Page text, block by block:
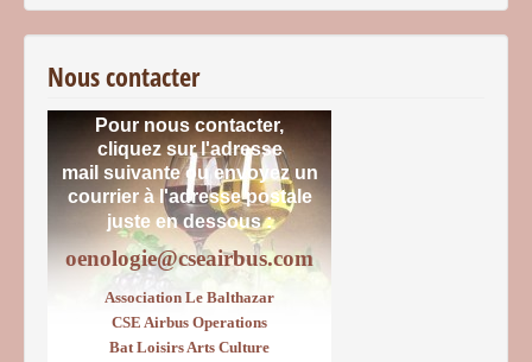
Nous contacter
Pour nous contacter,
cliquez sur l'adresse
mail suivante ou envoyez un
courrierà l'adresse postale
juste en dessous :
oenologie@cseairbus.com
Association Le Balthazar
CSE Airbus Operations
Bat Loisirs Arts Culture